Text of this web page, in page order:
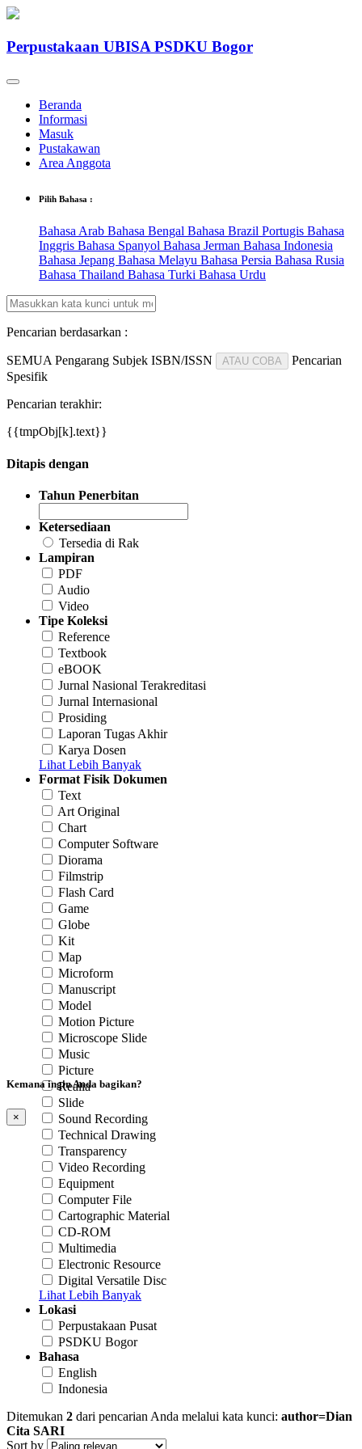
Perpustakaan UBISA PSDKU Bogor
Beranda
Informasi
Masuk
Pustakawan
Area Anggota
Pilih Bahasa :
Bahasa Arab Bahasa Bengal Bahasa Brazil Portugis Bahasa
Inggris Bahasa Spanyol Bahasa Jerman Bahasa Indonesia
Bahasa Jepang Bahasa Melayu Bahasa Persia Bahasa Rusia
Bahasa Thailand Bahasa Turki Bahasa Urdu
Pencarian berdasarkan :
SEMUA Pengarang Subjek ISBN/ISSN ATAU COBA
Pencarian
Spesifik
Pencarian terakhir:
{{tmpObj[k].text}}
Ditapis dengan
Tahun Penerbitan
Ketersediaan
Tersedia di Rak
Lampiran
PDF
Audio
Video
Tipe Koleksi
Reference
Textbook
eBOOK
Jurnal Nasional Terakreditasi
Jurnal Internasional
Prosiding
Laporan Tugas Akhir
Karya Dosen
Lihat Lebih Banyak
Format Fisik Dokumen
Text
Art Original
Chart
Computer Software
Diorama
Filmstrip
Flash Card
Game
Globe
Kit
Map
Microform
Manuscript
Model
Motion Picture
Microscope Slide
Music
Picture
Realia
Slide
Sound Recording
Technical Drawing
Transparency
Video Recording
Equipment
Computer File
Cartographic Material
CD-ROM
Multimedia
Electronic Resource
Digital Versatile Disc
Lihat Lebih Banyak
Lokasi
Perpustakaan Pusat
PSDKU Bogor
Bahasa
English
Indonesia
Ditemukan 2 dari pencarian Anda melalui kata kunci: author=Dian
Cita SARI
Sort by
Kemana ingin Anda bagikan?
×